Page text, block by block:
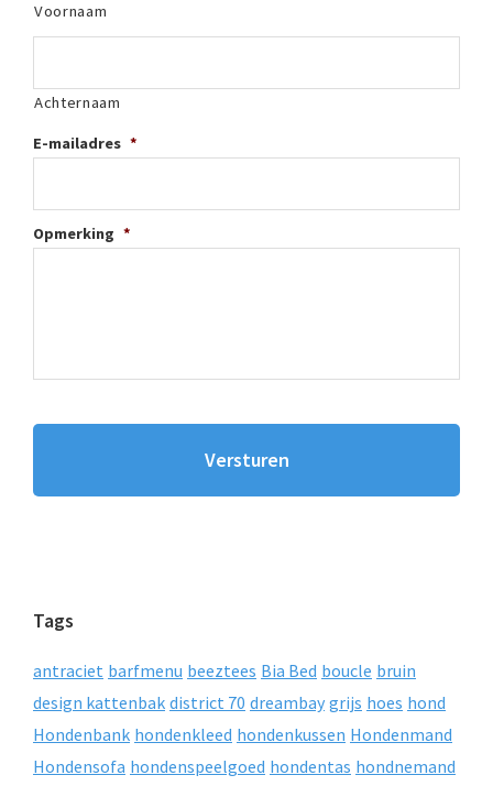
Voornaam
Achternaam
E-mailadres *
Opmerking *
Tags
antraciet barfmenu beeztees Bia Bed boucle bruin
design kattenbak district 70 dreambay grijs hoes hond
Hondenbank hondenkleed hondenkussen Hondenmand
Hondensofa hondenspeelgoed hondentas hondnemand